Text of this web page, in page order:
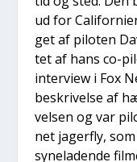
ud for
get af pilo­ten
tet af hans co-
inter­view i Fox
beskri­vel­se af
vel­sen og var
net jager­fly,
sy­ne­la­den­de